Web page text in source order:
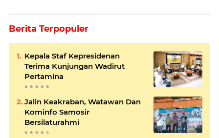
Berita Terpopuler
Kepala Staf Kepresidenan
Terima Kunjungan Wadirut
Pertamina
Jalin Keakraban, Watawan Dan
Kominfo Samosir
Bersilaturahmi